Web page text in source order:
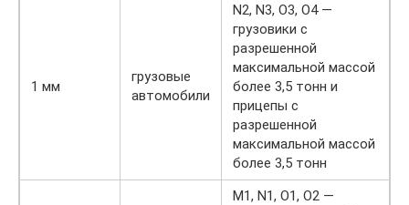
1 мм
грузовые
автомобили
N2, N3, O3, O4 —
грузовики с
разрешенной
максимальной массой
более 3,5 тонн и
прицепы с
разрешенной
максимальной массой
более 3,5 тонн
М1, N1, O1, O2 —